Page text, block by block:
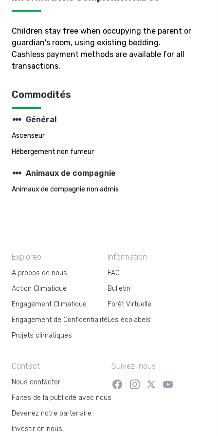
Children stay free when occupying the parent or
guardian's room, using existing bedding.
Cashless payment methods are available for all
transactions.
Commodités
steppers Général
Ascenseur
Hébergement non fumeur
steppers Animaux de compagnie
Animaux de compagnie non admis
Exploreo
A propos de nous
Action Climatique
Engagement Climatique
Engagement de Confidentialité
Projets climatiques
Information
FAQ
Bulletin
Forêt Virtuelle
Les écolabels
Contact
Nous contacter
Faites de la publicité avec nous
Devenez notre partenaire
Investir en nous
Suivez-nous